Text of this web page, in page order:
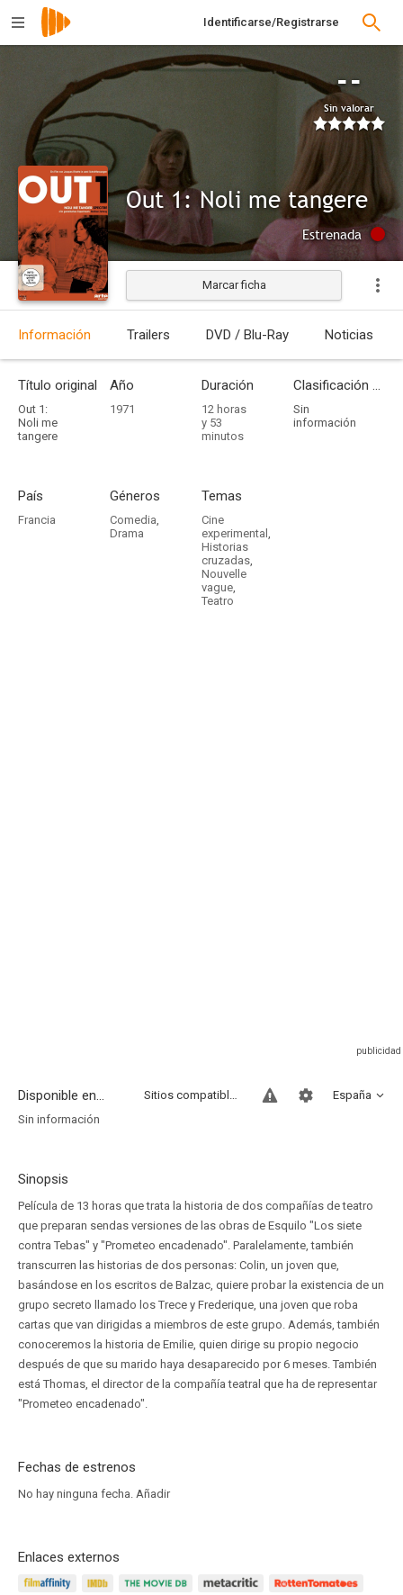
Identificarse/Registrarse
--
Sin valorar
Out 1: Noli me tangere
Estrenada
Marcar ficha
Información Trailers DVD / Blu-Ray Noticias
Título original
Out 1:
Noli me
tangere
Año
1971
Duración
12 horas
y 53
minutos
Clasificación por edades
Sin
información
País
Francia
Géneros
Comedia,
Drama
Temas
Cine
experimental ,
Historias
cruzadas,
Nouvelle
vague,
Teatro
Disponible en... España
Sitios compatibles
Sin información
Sinopsis
Película de 13 horas que trata la historia de dos compañías de teatro
que preparan sendas versiones de las obras de Esquilo "Los siete
contra Tebas" y "Prometeo encadenado". Paralelamente, también
transcurren las historias de dos personas: Colin, un joven que,
basándose en los escritos de Balzac, quiere probar la existencia de un
grupo secreto llamado los Trece y Frederique, una joven que roba
cartas que van dirigidas a miembros de este grupo. Además, también
conoceremos la historia de Emilie, quien dirige su propio negocio
después de que su marido haya desaparecido por 6 meses. También
está Thomas, el director de la compañía teatral que ha de representar
"Prometeo encadenado".
Fechas de estrenos
No hay ninguna fecha. Añadir
Enlaces externos